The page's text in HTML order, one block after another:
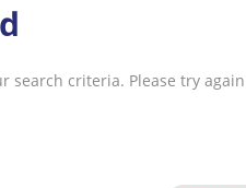
search criteria. Please try